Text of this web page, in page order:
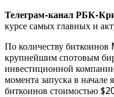
Телеграм-канал РБК-
курсе самых главных и
По количеству
крупнейшим спотовым
инвестиционной
момента запуска в начале
биткоинов стоимостью